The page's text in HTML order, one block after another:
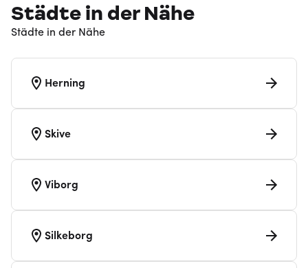
Städte in der Nähe
Städte in der Nähe
Herning
Skive
Viborg
Silkeborg